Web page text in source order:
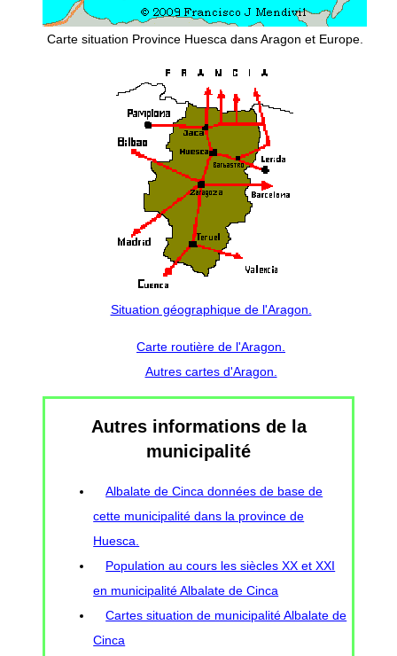
Carte situation Province Huesca dans Aragon et Europe.
Situation géographique de l'Aragon.
Carte routière de l'Aragon.
Autres cartes d'Aragon.
Autres informations de la
municipalité
Albalate de Cinca données de base de
cette municipalité dans la province de
Huesca.
Population au cours les siècles XX et XXI
en municipalité Albalate de Cinca
Cartes situation de municipalité Albalate de
Cinca